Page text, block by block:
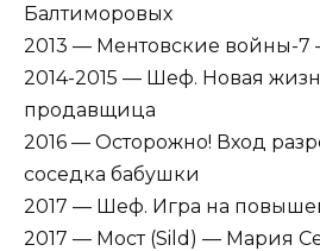
Балтиморовых
2013 — Ментовские войны-7
2014-2015 — Шеф. Новая
продавщица
2016 — Осторожно! Вход
соседка бабушки
2017 — Шеф. Игра на
2017 — Мост (Sild) — Мария